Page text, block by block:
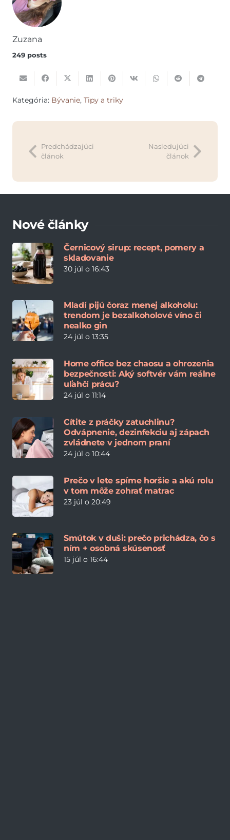
Zuzana
249 posts
Kategória: Bývanie, Tipy a triky
Predchádzajúci
článok
Nasledujúci
článok
Nové články
Černicový sirup: recept, pomery a
skladovanie
30 júl o 16:43
Mladí pijú čoraz menej alkoholu:
trendom je bezalkoholové víno či
nealko gin
24 júl o 13:35
Home office bez chaosu a ohrozenia
bezpečnosti: Aký softvér vám reálne
uľahčí prácu?
24 júl o 11:14
Cítite z práčky zatuchlinu?
Odvápnenie, dezinfekciu aj zápach
zvládnete v jednom praní
24 júl o 10:44
Prečo v lete spíme horšie a akú rolu
v tom môže zohrať matrac
23 júl o 20:49
Smútok v duši: prečo prichádza, čo s
ním + osobná skúsenosť
15 júl o 16:44